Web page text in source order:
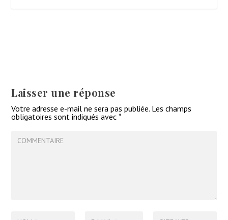
Laisser une réponse
Votre adresse e-mail ne sera pas publiée. Les champs
obligatoires sont indiqués avec*